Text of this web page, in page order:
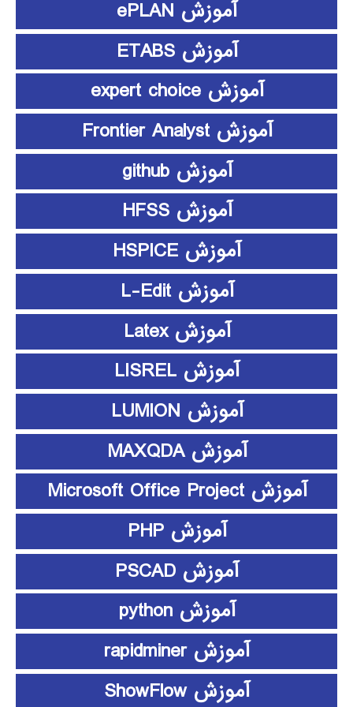
آموزش ePLAN
آموزش ETABS
آموزش expert choice
آموزش Frontier Analyst
آموزش github
آموزش HFSS
آموزش HSPICE
آموزش L-Edit
آموزش Latex
آموزش LISREL
آموزش LUMION
آموزش MAXQDA
آموزش Microsoft Office Project
آموزش PHP
آموزش PSCAD
آموزش python
آموزش rapidminer
آموزش ShowFlow